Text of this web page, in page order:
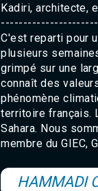
Kadiri, architecte,
C'est reparti pour
plusieurs
grimpé sur une
connaît des
phénomène
territoire français.
Sahara. Nous
membre du GIEC,
HAMMADI